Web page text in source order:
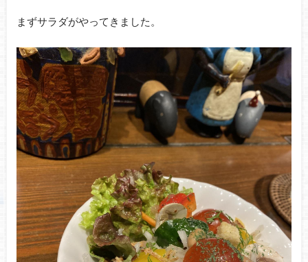
まずサラダがやってきました。